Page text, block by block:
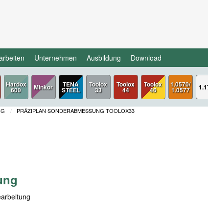
Unternehmen Ausbildung Download
Minkor TENA
STEEL
Toolox
33
Toolox
44
Toolox
46
1.0570/
1.0577
PRÄZIPLAN SONDERABMESSUNG TOOLOX33